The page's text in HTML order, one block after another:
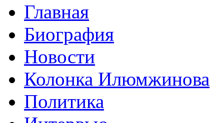
Главная
Биография
Новости
Колонка Илюмжинова
Политика